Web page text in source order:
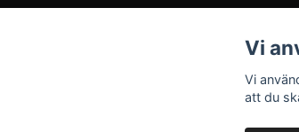
Vi
Vi
att du